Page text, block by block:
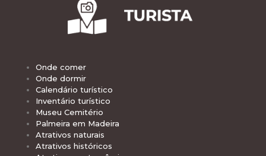
Onde comer
Onde dormir
Calendário turístico
Inventário turístico
Museu Cemitério
Palmeira em Madeira
Atrativos naturais
Atrativos históricos